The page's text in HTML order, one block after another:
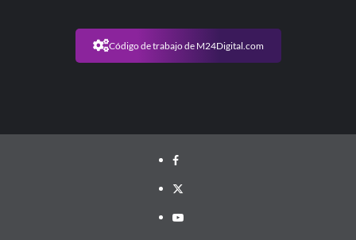
Código de trabajo de M24Digital.com